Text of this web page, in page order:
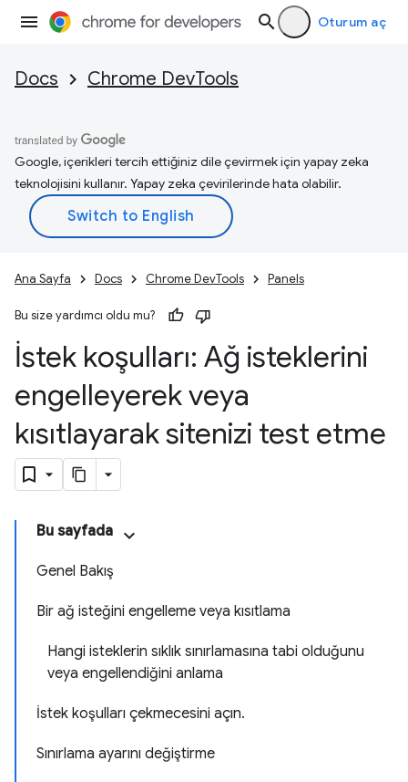
Oturum aç
Docs Chrome DevTools
Google, içerikleri tercih ettiğiniz dile çevirmek için yapay zeka
teknolojisini kullanır. Yapay zeka çevirilerinde hata olabilir.
Ana Sayfa Docs Chrome DevTools Panels
Bu size yardımcı oldu mu?
İstek koşulları: Ağ isteklerini
engelleyerek veya
kısıtlayarak sitenizi test etme
Bu sayfada
Genel Bakış
Bir ağ isteğini engelleme veya kısıtlama
Hangi isteklerin sıklık sınırlamasına tabi olduğunu
veya engellendiğini anlama
İstek koşulları çekmecesini açın.
Sınırlama ayarını değiştirme